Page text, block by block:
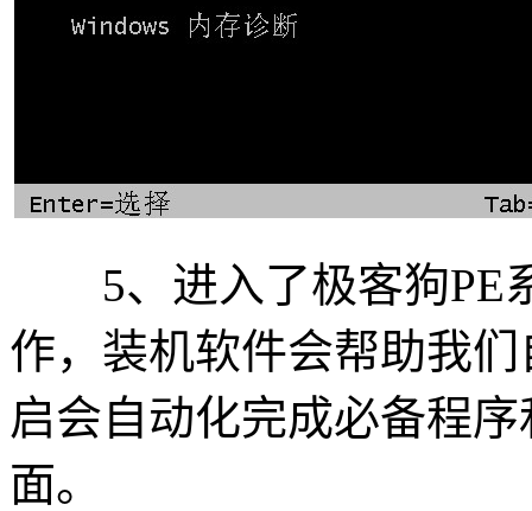
5、进入了极客狗PE
作，装机软件会帮助我
启会自动化完成必备程
面。